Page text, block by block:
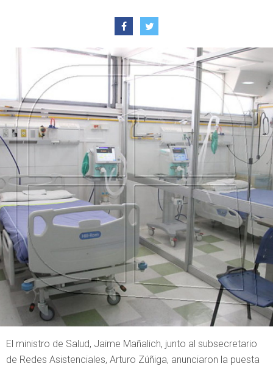
El ministro de Salud, Jaime Mañalich, junto al subsecretario
de Redes Asistenciales, Arturo Zúñiga, anunciaron la puesta